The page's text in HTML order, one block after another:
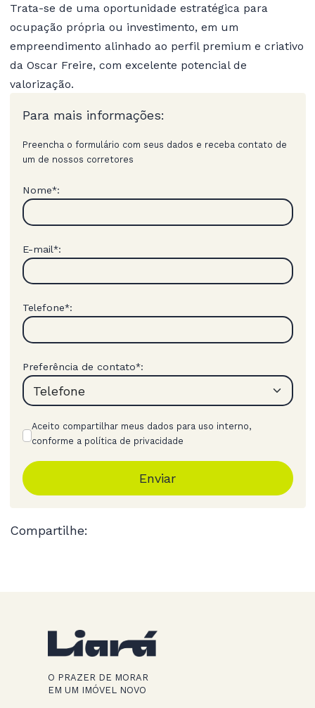
Trata-se de uma oportunidade estratégica para
ocupação própria ou investimento, em um
empreendimento alinhado ao perfil premium e criativo
da Oscar Freire, com excelente potencial de
valorização.
Para mais informações:
Preencha o formulário com seus dados e receba contato de
um de nossos corretores
Nome*:
E-mail*:
Telefone*:
Preferência de contato*:
Aceito compartilhar meus dados para uso interno,
conforme a política de privacidade
Enviar
Compartilhe:
O PRAZER DE MORAR
EM UM IMÓVEL NOVO